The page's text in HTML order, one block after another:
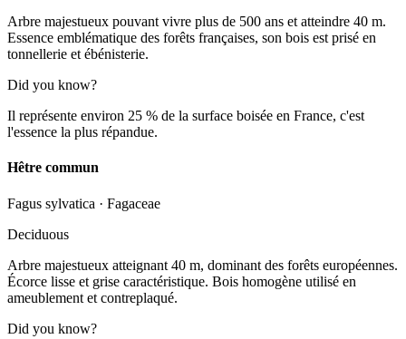
Arbre majestueux pouvant vivre plus de 500 ans et atteindre 40 m.
Essence emblématique des forêts françaises, son bois est prisé en
tonnellerie et ébénisterie.
Did you know?
Il représente environ 25 % de la surface boisée en France, c'est
l'essence la plus répandue.
Hêtre commun
Fagus sylvatica · Fagaceae
Deciduous
Arbre majestueux atteignant 40 m, dominant des forêts européennes.
Écorce lisse et grise caractéristique. Bois homogène utilisé en
ameublement et contreplaqué.
Did you know?